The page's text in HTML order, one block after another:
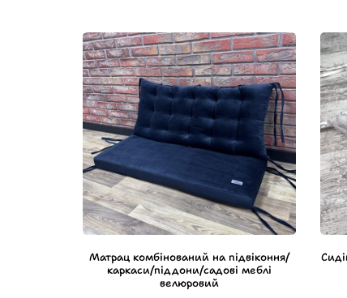
Матрац комбінований на підвіконня/
каркаси/піддони/садові меблі
велюровий